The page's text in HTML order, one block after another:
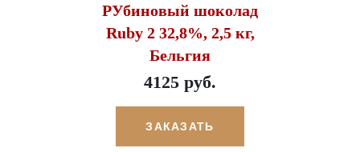
РУбиновый шоколад
Ruby 2 32,8%, 2,5 кг,
Бельгия
4125 руб.
ЗАКАЗАТЬ